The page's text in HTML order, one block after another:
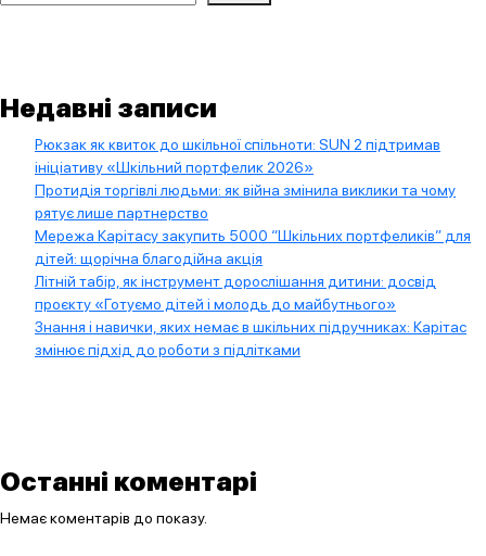
Недавні записи
Рюкзак як квиток до шкільної спільноти: SUN 2 підтримав
ініціативу «Шкільний портфелик 2026»
Протидія торгівлі людьми: як війна змінила виклики та чому
рятує лише партнерство
Мережа Карітасу закупить 5000 “Шкільних портфеликів” для
дітей: щорічна благодійна акція
Літній табір, як інструмент дорослішання дитини: досвід
проєкту «Готуємо дітей і молодь до майбутнього»
Знання і навички, яких немає в шкільних підручниках: Карітас
змінює підхід до роботи з підлітками
Останні коментарі
Немає коментарів до показу.